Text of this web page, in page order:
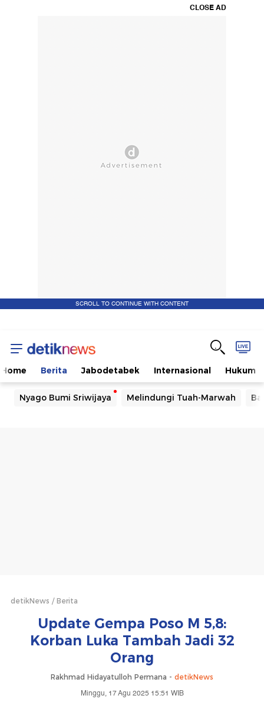
CLOSE AD
SCROLL TO CONTINUE WITH CONTENT
Home Berita Jabodetabek Internasional Hukum
Nyago Bumi Sriwijaya Melindungi Tuah-Marwah
detikNews Berita
Update Gempa Poso M 5,8:
Korban Luka Tambah Jadi 32
Orang
Rakhmad Hidayatulloh Permana - detikNews
Minggu, 17 Agu 2025 15:51 WIB